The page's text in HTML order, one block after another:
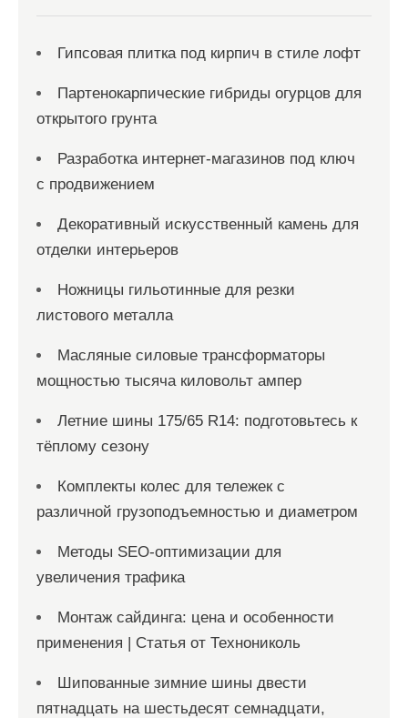
Гипсовая плитка под кирпич в стиле лофт
Партенокарпические гибриды огурцов для
открытого грунта
Разработка интернет-магазинов под ключ
с продвижением
Декоративный искусственный камень для
отделки интерьеров
Ножницы гильотинные для резки
листового металла
Масляные силовые трансформаторы
мощностью тысяча киловольт ампер
Летние шины 175/65 R14: подготовьтесь к
тёплому сезону
Комплекты колес для тележек с
различной грузоподъемностью и диаметром
Методы SEO-оптимизации для
увеличения трафика
Монтаж сайдинга: цена и особенности
применения | Статья от Технониколь
Шипованные зимние шины двести
пятнадцать на шестьдесят семнадцати,